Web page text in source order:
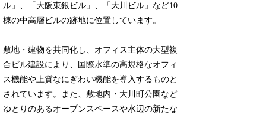
ル」、「大阪東銀ビル」、「大川ビル」など10
棟の中高層ビルの跡地に位置しています。
敷地・建物を共同化し、オフィス主体の大型複
合ビル建設により、国際水準の高規格なオフィ
ス機能や上質なにぎわい機能を導入するものと
されています。また、敷地内・大川町公園など
ゆとりのあるオープンスペースや水辺の新たな